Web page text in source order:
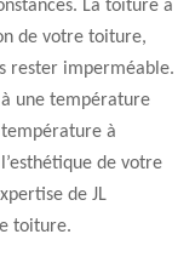
La toiture a
de votre toiture,
rester imperméable.
une température
à
de votre
de JL
toiture.